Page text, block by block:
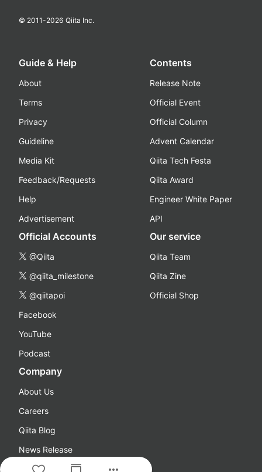
© 2011-2026 Qiita Inc.
Guide & Help
About
Terms
Privacy
Guideline
Media Kit
Feedback/Requests
Help
Advertisement
Contents
Release Note
Official Event
Official Column
Advent Calendar
Qiita Tech Festa
Qiita Award
Engineer White Paper
API
Official Accounts
@Qiita
@qiita_milestone
@qiitapoi
Facebook
YouTube
Podcast
Our service
Qiita Team
Qiita Zine
Official Shop
Company
About Us
Careers
Qiita Blog
News Release